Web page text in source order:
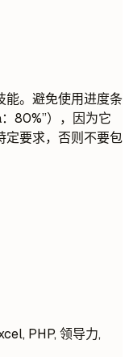
能。避免使用进度条
80%”），因为它
定要求，否则不要包
PHP, 领导力,